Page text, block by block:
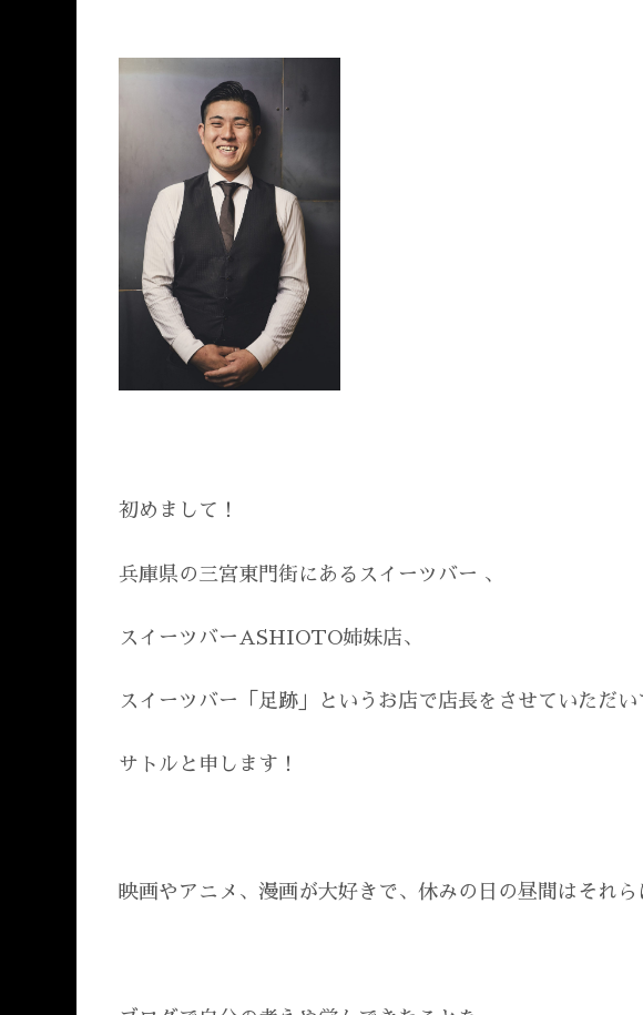
初めまして！
兵庫県の三宮東門街にあるスイーツバー 、
スイーツバーASHIOTO姉妹店、
スイーツバー「足跡」というお店で店長をさせていただい
サトルと申します！
映画やアニメ、漫画が大好きで、休みの日の昼間はそれ